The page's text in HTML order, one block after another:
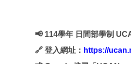
📢114學年 日間部學制
🔗 登入網址： https://